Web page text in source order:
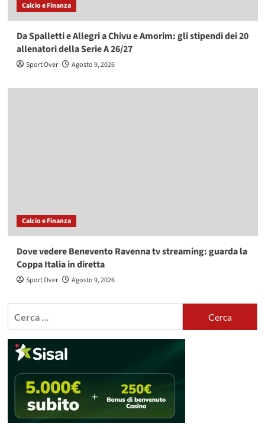
Calcio e Finanza
Da Spalletti e Allegri a Chivu e Amorim: gli stipendi dei 20
allenatori della Serie A 26/27
Sport Over Agosto 9, 2026
Calcio e Finanza
Dove vedere Benevento Ravenna tv streaming: guarda la
Coppa Italia in diretta
Sport Over Agosto 9, 2026